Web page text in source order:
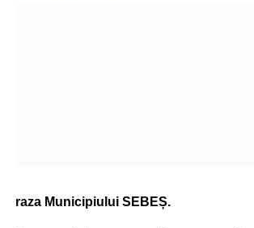
raza Municipiului SEBEȘ.